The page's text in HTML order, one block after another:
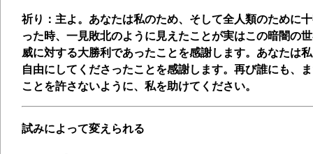
祈り：主よ。あなたは私のため、そして全人類のために
った時、一見敗北のように見えたことが実はこの暗闇の
威に対する大勝利であったことを感謝します。あなたは
自由にしてくださったことを感謝します。再び誰にも、
ことを許さないように、私を助けてください。
試みによって変えられる